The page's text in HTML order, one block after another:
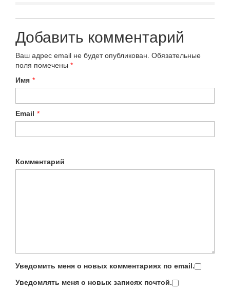
Добавить комментарий
Ваш адрес email не будет опубликован. Обязательные
поля помечены *
Имя *
Email *
Комментарий
Уведомить меня о новых комментариях по email.
Уведомлять меня о новых записях почтой.